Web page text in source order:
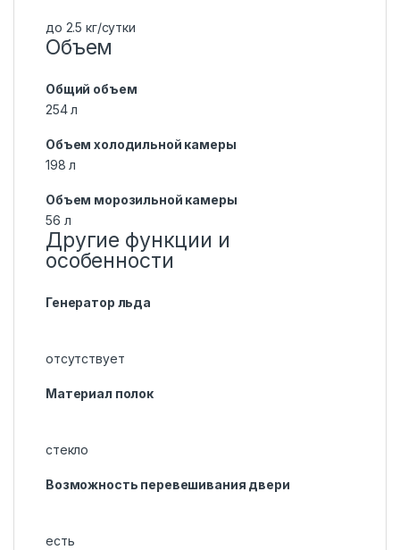
до 2.5 кг/cутки
Объем
Общий объем
254 л
Объем холодильной камеры
198 л
Объем морозильной камеры
56 л
Другие функции и
особенности
Генератор льда
отсутствует
Материал полок
стекло
Возможность перевешивания двери
есть